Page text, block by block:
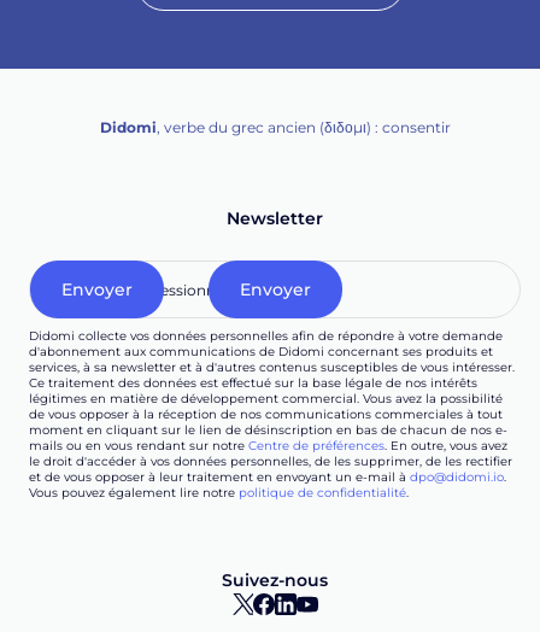
Didomi, verbe du grec ancien (δ‌‌ιδο‌μι) : consentir
Newsletter
Didomi collecte vos données personnelles afin de répondre à votre demande
d'abonnement aux communications de Didomi concernant ses produits et
services, à sa newsletter et à d'autres contenus susceptibles de vous intéresser.
Ce traitement des données est effectué sur la base légale de nos intérêts
légitimes en matière de développement commercial. Vous avez la possibilité
de vous opposer à la réception de nos communications commerciales à tout
moment en cliquant sur le lien de désinscription en bas de chacun de nos e-
mails ou en vous rendant sur notre Centre de préférences. En outre, vous avez
le droit d'accéder à vos données personnelles, de les supprimer, de les rectifier
et de vous opposer à leur traitement en envoyant un e-mail à dpo@didomi.io.
Vous pouvez également lire notre politique de confidentialité.
Suivez-nous